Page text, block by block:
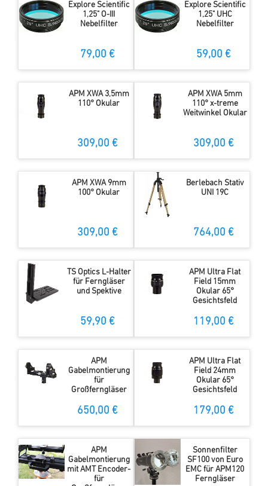
Explore Scientific
1,25" O-III
Nebelfilter
79,00 €
Explore Scientific
1,25" UHC
Nebelfilter
59,00 €
APM XWA 3,5mm
110° Okular
309,00 €
APM XWA 5mm
110° x-treme
Weitwinkel Okular
309,00 €
APM XWA 9mm
100° Okular
309,00 €
Berlebach Stativ
UNI 19C
764,00 €
TS Optics L-Halter
für Ferngläser
und Spektive
59,90 €
APM Ultra Flat
Field 15mm
Okular 65°
Gesichtsfeld
119,00 €
APM
Gabelmontierung
für
Großferngläser
650,00 €
APM Ultra Flat
Field 24mm
Okular 65°
Gesichtsfeld
179,00 €
APM
Gabelmontierung
mit AMT Encoder-
für
Sonnenfilter
SF100 von Euro
EMC für APM120
Ferngläser